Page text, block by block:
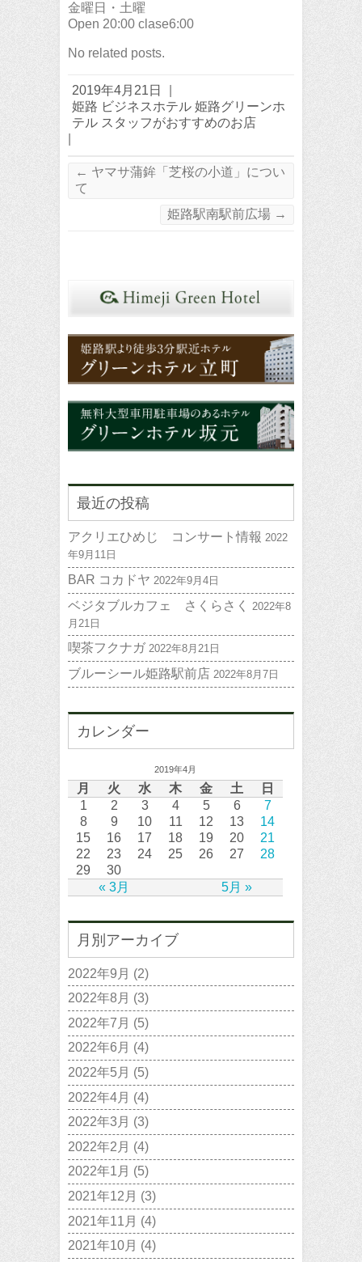
金曜日・土曜
Open 20:00 clase6:00
No related posts.
2019年4月21日
姫路 ビジネスホテル 姫路グリーンホ
テル スタッフがおすすめのお店
← ヤマサ蒲鉾「芝桜の小道」につい
て
姫路駅南駅前広場 →
最近の投稿
アクリエひめじ コンサート情報 2022
年9月11日
BAR コカドヤ 2022年9月4日
ベジタブルカフェ さくらさく
2022年8
月21日
喫茶フクナガ 2022年8月21日
ブルーシール姫路駅前店 2022年8月7日
カレンダー
2019年4月
月 火 水 木 金 土 日
« 3月 5月 »
1 2 3 4 5 6
7
8
9 10 11 12 13
14
15
16 17 18 19 20
21
22
23 24 25 26 27
28
29
30
月別アーカイブ
2022年9月 (2)
2022年8月 (3)
2022年7月 (5)
2022年6月 (4)
2022年5月 (5)
2022年4月 (4)
2022年3月 (3)
2022年2月 (4)
2022年1月 (5)
2021年12月 (3)
2021年11月 (4)
2021年10月 (4)